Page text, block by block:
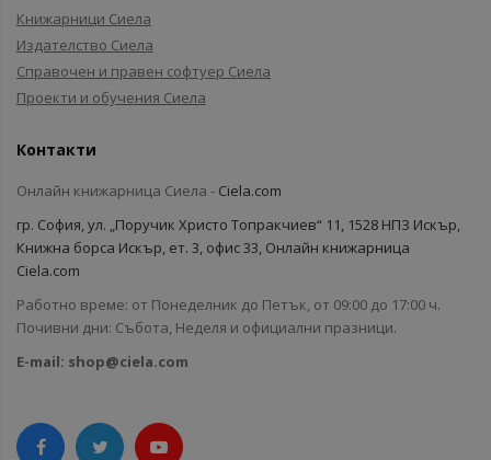
Книжарници Сиела
Издателство Сиела
Справочен и правен софтуер Сиела
Проекти и обучения Сиела
Контакти
Онлайн книжарница Сиела - Ciela.com
гр. София, ул. „Поручик Христо Топракчиев“ 11, 1528 НПЗ Искър,
Книжна борса Искър, ет. 3, офис 33, Онлайн книжарница
Ciela.com
Работно време: от Понеделник до Петък, от 09:00 до 17:00 ч.
Почивни дни: Събота, Неделя и официални празници.
E-mail: shop@ciela.com